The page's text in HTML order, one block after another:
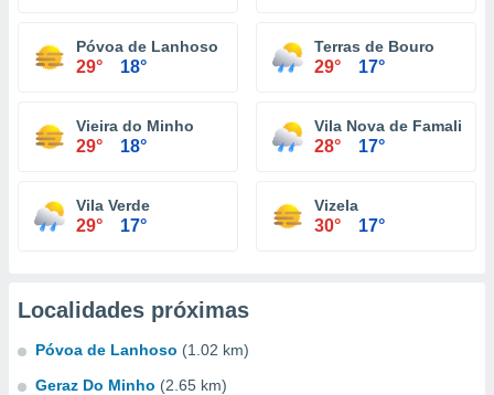
Póvoa de Lanhoso
29° 18°
Terras de Bouro
29° 17°
Vieira do Minho
29° 18°
Vila Nova de Famalicão
28° 17°
Vila Verde
29° 17°
Vizela
30° 17°
Localidades próximas
Póvoa de Lanhoso (1.02 km)
Geraz Do Minho (2.65 km)